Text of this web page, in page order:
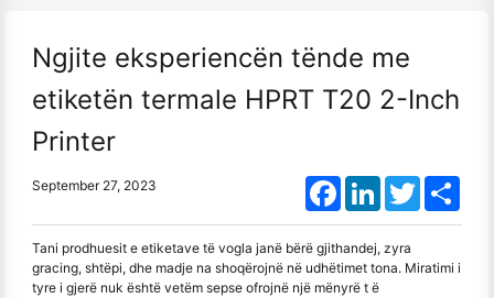
Ngjite eksperiencën tënde me
etiketën termale HPRT T20 2-Inch
Printer
September 27, 2023 FacebookLinkedInTwitter
Tani prodhuesit e etiketave të vogla janë bërë gjithandej, zyra
gracing, shtëpi, dhe madje na shoqërojnë në udhëtimet tona. Miratimi i
tyre i gjerë nuk është vetëm sepse ofrojnë një mënyrë t ë